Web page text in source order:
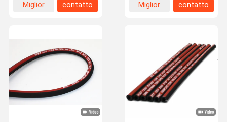
Miglior
contatto
Miglior
contatto